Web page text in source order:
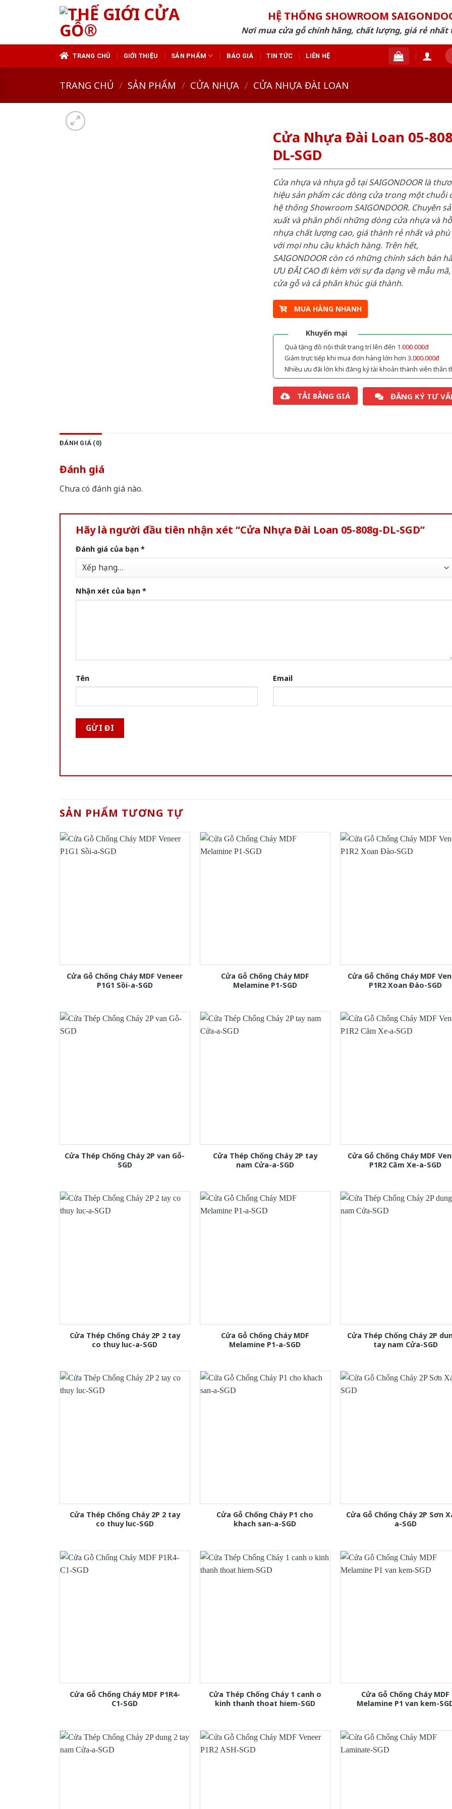
HỆ THỐNG SHOWROOM
Nơi mua cửa gỗ chính hãng, chất lượng, giá rẻ nhất
TRANG CHỦ GIỚI THIỆU SẢN PHẨM BÁO GIÁ TIN TỨC LIÊN HỆ
TRANG CHỦ / SẢN PHẨM / CỬA NHỰA / CỬA NHỰA ĐÀI LOAN
Cửa Nhựa Đài Loan 05-
DL-SGD
Cửa nhựa và nhựa gỗ tại SAIGONDOOR là
hiệu sản phẩm các dòng cửa trong một chuỗi
hệ thống Showroom SAIGONDOOR. Chuyên
xuất và phân phối những dòng cửa nhựa và
nhựa chất lượng cao, giá thành rẻ nhất và
với mọi nhu cầu khách hàng. Trên hết,
SAIGONDOOR còn có những chính sách bán
ƯU ĐÃI CAO đi kèm với sự đa dạng về mẫu
cửa gỗ và cả phân khúc giá thành.
MUA HÀNG NHANH
Khuyến mại
Quà tặng đồ nội thất trang trí lên đến 1.000.000đ
Giảm trực tiếp khi mua đơn hàng lớn hơn 3.000.000đ
Nhiều ưu đãi lớn khi đăng ký tài khoản thành viên thân
TẢI BẢNG GIÁ ĐĂNG KÝ TƯ
ĐÁNH GIÁ (0)
Đánh giá
Chưa có đánh giá nào.
Hãy là người đầu tiên nhận xét “Cửa Nhựa Đài Loan 05-808g-DL-SGD”
Đánh giá của bạn *
Nhận xét của bạn *
Tên Email
SẢN PHẨM TƯƠNG TỰ
Cửa Gỗ Chống Cháy MDF Veneer
P1G1 Sồi-a-SGD
Cửa Gỗ Chống Cháy MDF
Melamine P1-SGD
Cửa Gỗ Chống Cháy MDF
P1R2 Xoan Đào-SGD
Cửa Thép Chống Cháy 2P van Gỗ-
SGD
Cửa Thép Chống Cháy 2P tay
nam Cửa-a-SGD
Cửa Gỗ Chống Cháy MDF
P1R2 Căm Xe-a-SGD
Cửa Thép Chống Cháy 2P 2 tay
co thuy luc-a-SGD
Cửa Gỗ Chống Cháy MDF
Melamine P1-a-SGD
Cửa Thép Chống Cháy 2P
tay nam Cửa-SGD
Cửa Thép Chống Cháy 2P 2 tay
co thuy luc-SGD
Cửa Gỗ Chống Cháy P1 cho
khach san-a-SGD
Cửa Gỗ Chống Cháy 2P Sơn
a-SGD
Cửa Gỗ Chống Cháy MDF P1R4-
C1-SGD
Cửa Thép Chống Cháy 1 canh o
kinh thanh thoat hiem-SGD
Cửa Gỗ Chống Cháy MDF
Melamine P1 van kem-